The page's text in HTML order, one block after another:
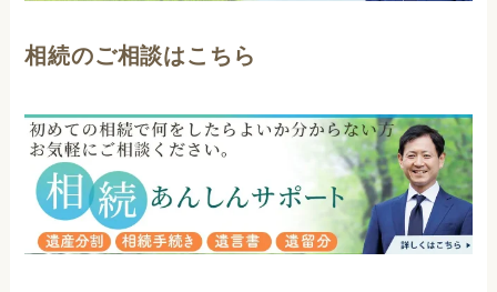
相続のご相談はこちら